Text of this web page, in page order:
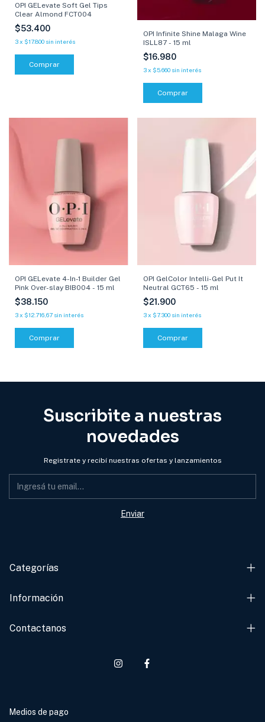
OPI GELevate Soft Gel Tips
Clear Almond FCT004
$53.400
3x $17.800 sin interés
OPI Infinite Shine Malaga Wine
ISLL87 - 15 ml
$16.980
3 x $5.660 sin interés
Comprar
OPI GELevate 4-In-1 Builder Gel
Pink Over-slay BIB004 - 15 ml
$38.150
3x $12.716,67 sin interés
OPI GelColor Intelli-Gel Put It
Neutral GCT65 - 15 ml
$21.900
3 x $7.300 sin interés
Comprar
Suscribite a nuestras
novedades
Registrate y recibí nuestras ofertas y lanzamientos
Categorías
Información
Contactanos
Medios de pago